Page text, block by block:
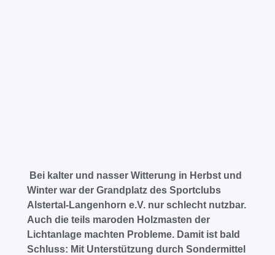
Bei kalter und nasser Witterung in Herbst und
Winter war der Grandplatz des Sportclubs
Alstertal-Langenhorn e.V. nur schlecht nutzbar.
Auch die teils maroden Holzmasten der
Lichtanlage machten Probleme. Damit ist bald
Schluss: Mit Unterstützung durch Sondermittel